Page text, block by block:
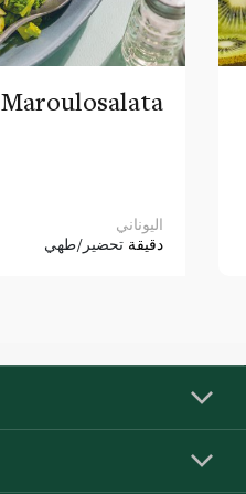
Maroulosalata
اليوناني
دقيقة تحضير/طهي